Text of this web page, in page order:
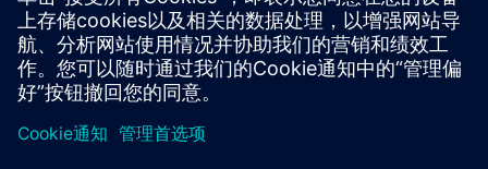
返回学生和职业生涯早期人才计划